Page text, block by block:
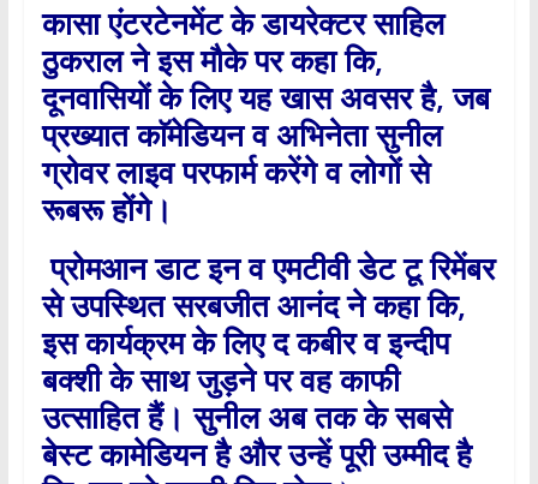
कासा एंटरटेनमेंट के डायरेक्टर साहिल
ठुकराल ने इस मौके पर कहा कि,
दूनवासियों के लिए यह खास अवसर है,जब
प्रख्यात काॅमेडियन व अभिनेता सुनील
ग्रोवर लाइव परफार्म करेंगे व लोगों से
रूबरू होंगे।
प्रोमआन डाट इन व एमटीवी डेट टू रिमेंबर
से उपस्थित सरबजीत आनंद ने कहा कि,
इस कार्यक्रम के लिए द कबीर व इन्दीप
बक्शी के साथ जुड़ने पर वह काफी
उत्साहित हैं। सुनील अब तक के सबसे
बेस्ट कामेडियन है और उन्हें पूरी उम्मीद है